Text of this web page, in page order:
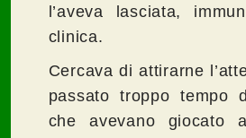
l’aveva lasciata,
clinica.
Cercava di attirarne
passato troppo tempo
che avevano giocato